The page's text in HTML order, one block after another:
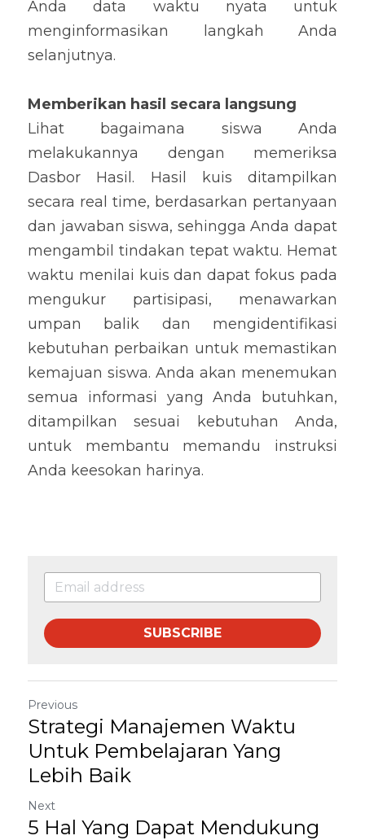
Anda data waktu nyata untuk
menginformasikan langkah Anda
selanjutnya.
Memberikan hasil secara langsung
Lihat bagaimana siswa Anda
melakukannya dengan memeriksa
Dasbor Hasil. Hasil kuis ditampilkan
secara real time, berdasarkan pertanyaan
dan jawaban siswa, sehingga Anda dapat
mengambil tindakan tepat waktu. Hemat
waktu menilai kuis dan dapat fokus pada
mengukur partisipasi, menawarkan
umpan balik dan mengidentifikasi
kebutuhan perbaikan untuk memastikan
kemajuan siswa. Anda akan menemukan
semua informasi yang Anda butuhkan,
ditampilkan sesuai kebutuhan Anda,
untuk membantu memandu instruksi
Anda keesokan harinya.
SUBSCRIBE
Previous
Strategi Manajemen Waktu
Untuk Pembelajaran Yang
Lebih Baik
Next
5 Hal Yang Dapat Mendukung